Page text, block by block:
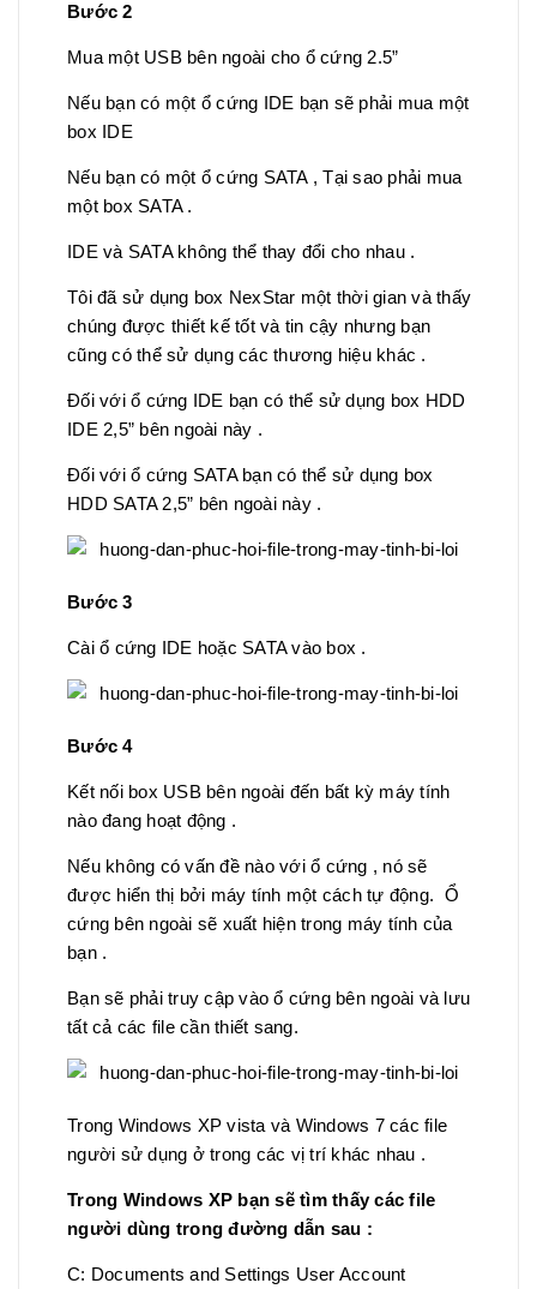
Bước 2
Mua một USB bên ngoài cho ổ cứng 2.5”
Nếu bạn có một ổ cứng IDE bạn sẽ phải mua một
box IDE
Nếu bạn có một ổ cứng SATA , Tại sao phải mua
một box SATA .
IDE và SATA không thể thay đổi cho nhau .
Tôi đã sử dụng box NexStar một thời gian và thấy
chúng được thiết kế tốt và tin cậy nhưng bạn
cũng có thể sử dụng các thương hiệu khác .
Đối với ổ cứng IDE bạn có thể sử dụng box HDD
IDE 2,5” bên ngoài này .
Đối với ổ cứng SATA bạn có thể sử dụng box
HDD SATA 2,5” bên ngoài này .
Bước 3
Cài ổ cứng IDE hoặc SATA vào box .
Bước 4
Kết nối box USB bên ngoài đến bất kỳ máy tính
nào đang hoạt động .
Nếu không có vấn đề nào với ổ cứng , nó sẽ
được hiển thị bởi máy tính một cách tự động. Ổ
cứng bên ngoài sẽ xuất hiện trong máy tính của
bạn .
Bạn sẽ phải truy cập vào ổ cứng bên ngoài và lưu
tất cả các file cần thiết sang.
Trong Windows XP vista và Windows 7 các file
người sử dụng ở trong các vị trí khác nhau .
Trong Windows XP bạn sẽ tìm thấy các file
người dùng trong đường dẫn sau :
C: Documents and Settings User Account